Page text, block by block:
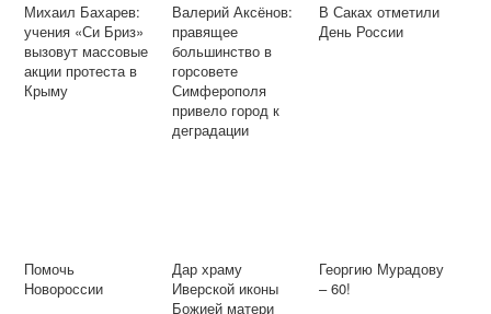
Михаил Бахарев:
учения «Си Бриз»
вызовут массовые
акции протеста в
Крыму
Валерий Аксёнов:
правящее
большинство в
горсовете
Симферополя
привело город к
деградации
В Саках отметили
День России
Помочь
Новороссии
Дар храму
Иверской иконы
Божией матери
Георгию Мурадову
– 60!